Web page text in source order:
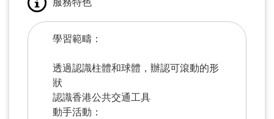
學習範疇：
透過認識柱體和球體，辦認可滾動的形
狀
認識香港公共交通工具
動手活動：